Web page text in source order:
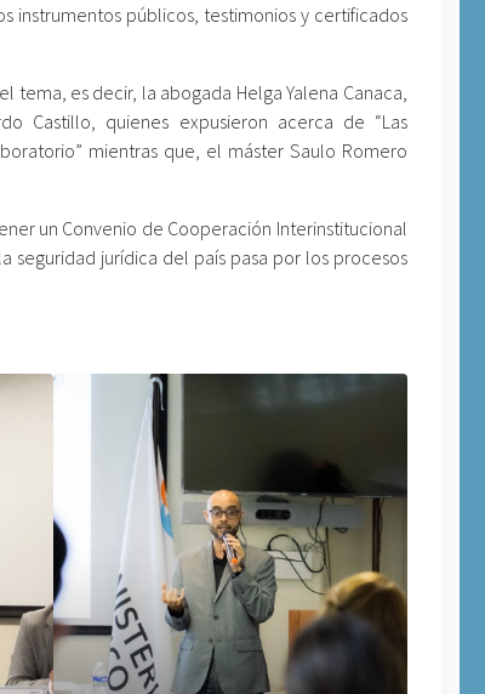
instrumentos públicos, testimonios y certificados
tema, es decir, la abogada Helga Yalena Canaca,
Castillo, quienes expusieron acerca de “Las
mientras que, el máster Saulo Romero
un Convenio de Cooperación Interinstitucional
jurídica del país pasa por los procesos